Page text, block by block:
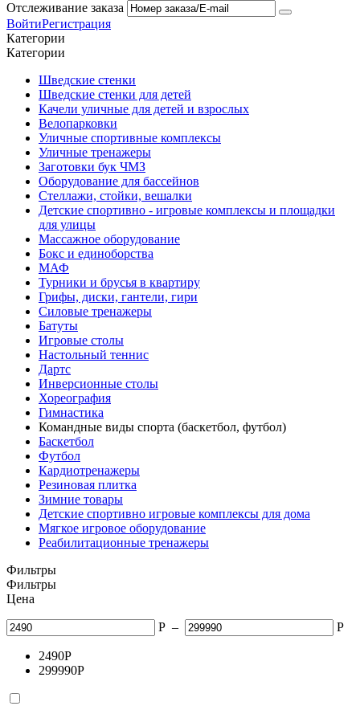
Отслеживание заказа
ВойтиРегистрация
Категории
Категории
Шведские стенки
Шведские стенки для детей
Качели уличные для детей и взрослых
Велопарковки
Уличные спортивные комплексы
Уличные тренажеры
Заготовки бук ЧМЗ
Оборудование для бассейнов
Стеллажи, стойки, вешалки
Детские спортивно - игровые комплексы и площадки
для улицы
Массажное оборудование
Бокс и единоборства
МАФ
Турники и брусья в квартиру
Грифы, диски, гантели, гири
Силовые тренажеры
Батуты
Игровые столы
Настольный теннис
Дартс
Инверсионные столы
Хореография
Гимнастика
Командные виды спорта (баскетбол, футбол)
Баскетбол
Футбол
Кардиотренажеры
Резиновая плитка
Зимние товары
Детские спортивно игровые комплексы для дома
Мягкое игровое оборудование
Реабилитационные тренажеры
Фильтры
Фильтры
Цена
Р – Р
2490Р
299990Р